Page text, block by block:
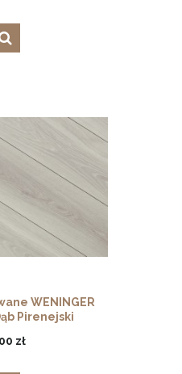
WENINGER
Pirenejski
zł